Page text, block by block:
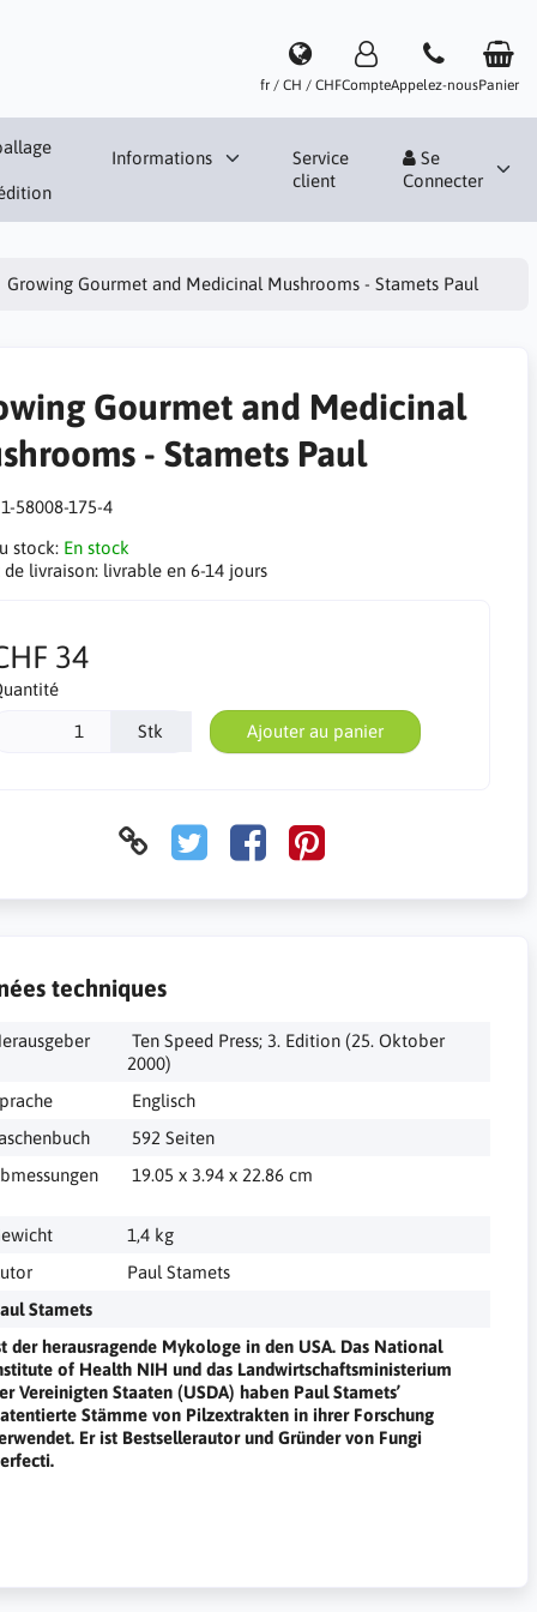
fr / CH / CHFCompteAppelez-nousPanier
Informations
Service
client
Se
Connecter
Growing Gourmet and Medicinal Mushrooms - Stamets Paul
Gourmet and Medicinal
- Stamets Paul
1-58008-175-4
stock: En stock
de livraison: livrable en 6-14 jours
34
Stk Ajouter au panier
techniques
‎ Ten Speed Press; 3. Edition (25. Oktober
2000)
‎ Englisch
‎ 592 Seiten
‎ 19.05 x 3.94 x 22.86 cm
1,4 kg
Paul Stamets
Stamets
der herausragende Mykologe in den USA. Das National
of Health NIH und das Landwirtschaftsministerium
Vereinigten Staaten (USDA) haben Paul Stamets’
Stämme von Pilzextrakten in ihrer Forschung
Er ist Bestsellerautor und Gründer von Fungi